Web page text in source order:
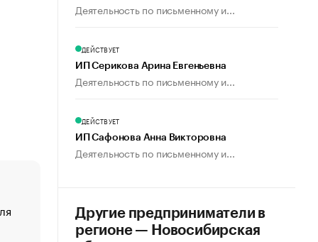
«От спорта тело стареет иначе». Как живет глава
создавшей GTA
Деятельность по письменному и...
ДЕЙСТВУЕТ
ИП Серикова Арина Евгеньевна
Деятельность по письменному и...
ДЕЙСТВУЕТ
ИП Сафонова Анна Викторовна
Деятельность по письменному и...
Другие предприниматели в
регионе — Новосибирская